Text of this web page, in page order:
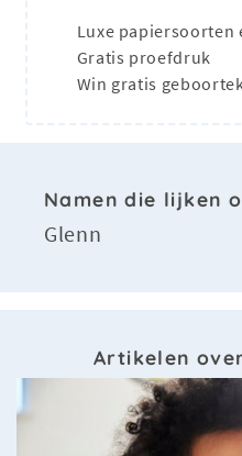
Luxe papiersoorten
Gratis proefdruk
Win gratis
Namen die lijken
Glenn
Artikelen